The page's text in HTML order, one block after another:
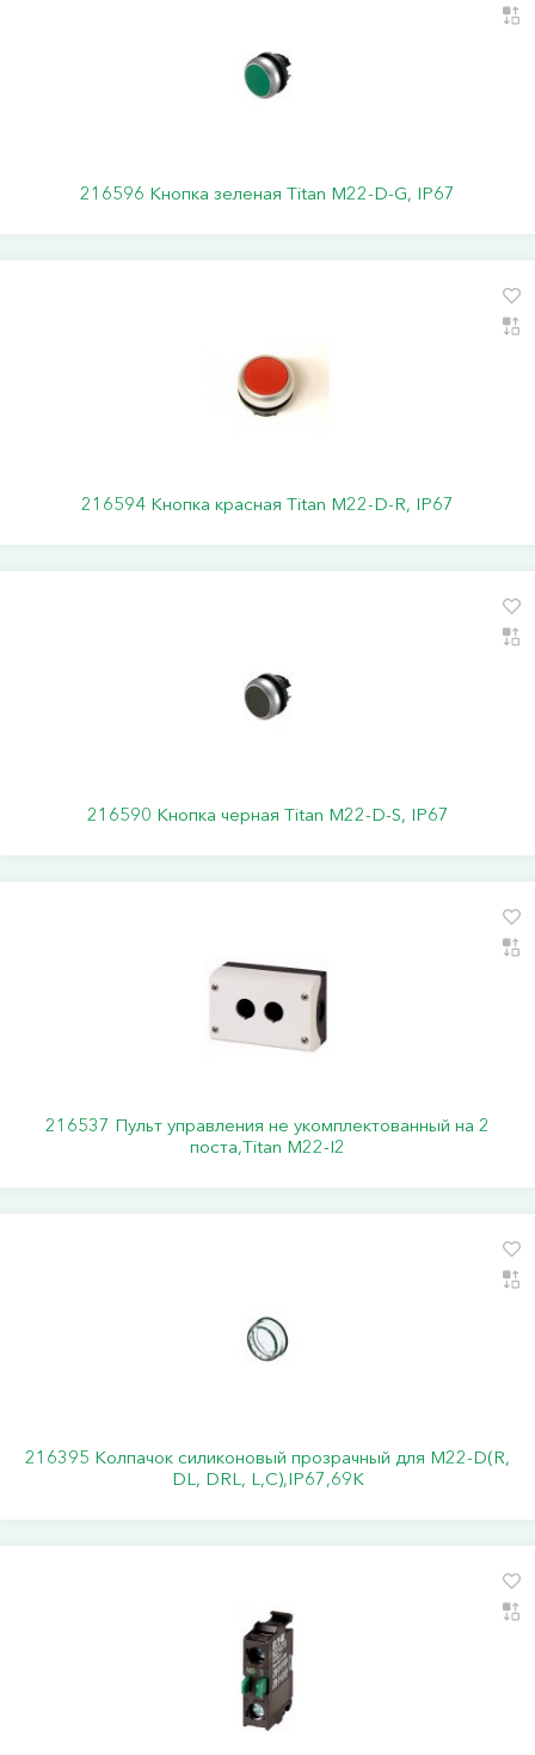
216596 Кнопка зеленая Titan M22-D-G, IP67
216594 Кнопка красная Titan M22-D-R, IP67
216590 Кнопка черная Titan M22-D-S, IP67
216537 Пульт управления не укомплектованный на 2
поста,Titan M22-I2
216395 Колпачок силиконовый прозрачный для M22-D(R,
DL, DRL, L,C),IP67,69K